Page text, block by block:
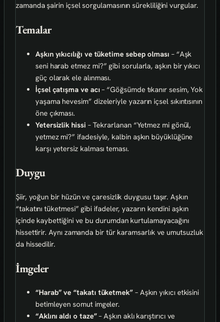
zamanda şairin içsel sorgulamasının sürekliliğini vurgular.
Temalar
Aşkın yıkıcılığı ve tüketime sebep olması – “Aşk
seni harab etmez mi?” gibi sorularla, aşkın bir yıkıcı
güç olarak ele alınması.
İçsel çatışma ve acı – “Göğsümde tıkanır sesim, Yok
yaşama hevesim” dizeleriyle yazarın içsel sıkıntısının
öne çıkması.
Yetersizlik hissi – Tekrarlanan “Yetmez mi gönül,
yetmez mi?” ifadesiyle, kalbin aşkın büyüklüğüne
karşı yetersiz kalması teması.
Duygu
Şiir, yoğun bir hüzün ve çaresizlik duygusu taşır. Aşkın
“takatını tüketmesi” gibi ifadeler, yazarın kendini aşkın
içinde kaybettiğini ve bu durumdan kurtulamayacağını
hissettirir. Aynı zamanda bir tür karamsarlık ve umutsuzluk
da hissedilir.
İmgeler
“Harab” ve “takatı tüketmek”– Aşkın yıkıcı etkisini
betimleyen somut imgeler.
“Aklını aldı o taze”– Aşkın aklı karıştırıcı ve